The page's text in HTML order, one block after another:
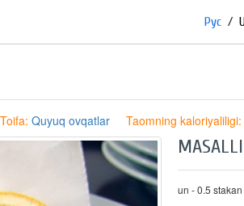
Рус /
Toifa: Quyuq ovqatlar Taomning kaloriyaliligi:
un - 0.5 stakan